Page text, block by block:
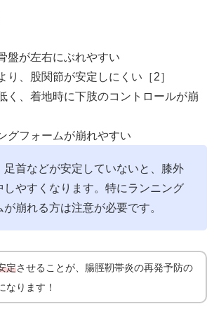
盤が左右にぶれやすい
り、股関節が安定しにくい［2］
く、着地時に下肢のコントロールが崩
グフォームが崩れやすい
足首などが安定していないと、膝外
しやすくなります。特にランニング
崩れる方は注意が必要です。
定させることが、腸脛靭帯炎の再発予防の
なります！